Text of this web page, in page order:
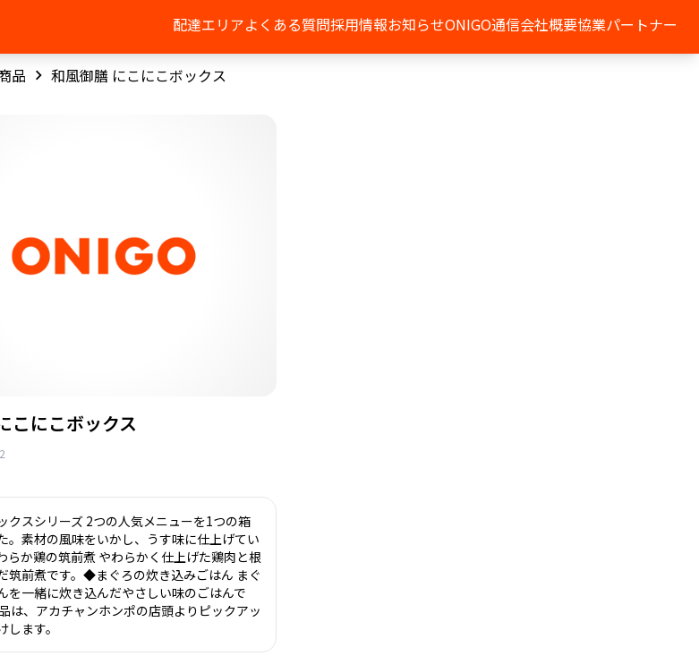
配達エリアよくある質問採用情報お知らせONIGO通信会社概要協業パートナー
品 和風御膳 にこにこボックス
こにこボックス
クスシリーズ 2つの人気メニューを1つの箱
。素材の風味をいかし、うす味に仕上げてい
らか鶏の筑前煮 やわらかく仕上げた鶏肉と根
筑前煮です。◆まぐろの炊き込みごはん まぐ
を一緒に炊き込んだやさしい味のごはんで
は、アカチャンホンポの店頭よりピックアッ
します。